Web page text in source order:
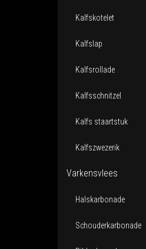
Kalfskotelet
Kalfslap
Kalfsrollade
Kalfsschnitzel
Kalfs staartstuk
Kalfszwezerik
Varkensvlees
Halskarbonade
Schouderkarbonade